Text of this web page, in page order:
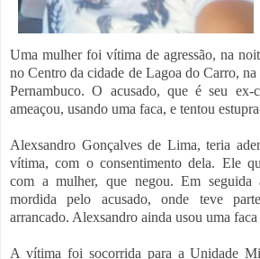
Uma mulher foi vítima de agressão, na
no Centro da cidade de Lagoa do Carro,
Pernambuco. O acusado, que é seu ex-
ameaçou, usando uma faca, e tentou
Alexsandro Gonçalves de Lima, teria
vítima, com o consentimento dela. Ele
com a mulher, que negou. Em
mordida pelo acusado, onde teve
arrancado. Alexsandro ainda usou uma
A vítima foi socorrida para a Unidade